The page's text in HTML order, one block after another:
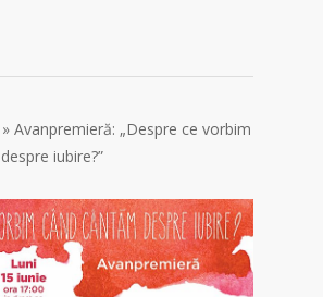
» Avanpremieră: „Despre ce vorbim
iubire?”